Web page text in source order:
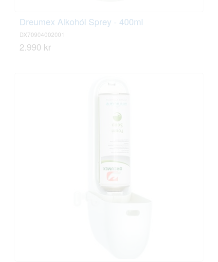
Dreumex Alkohól Sprey - 400ml
DX70904002001
2.990 kr